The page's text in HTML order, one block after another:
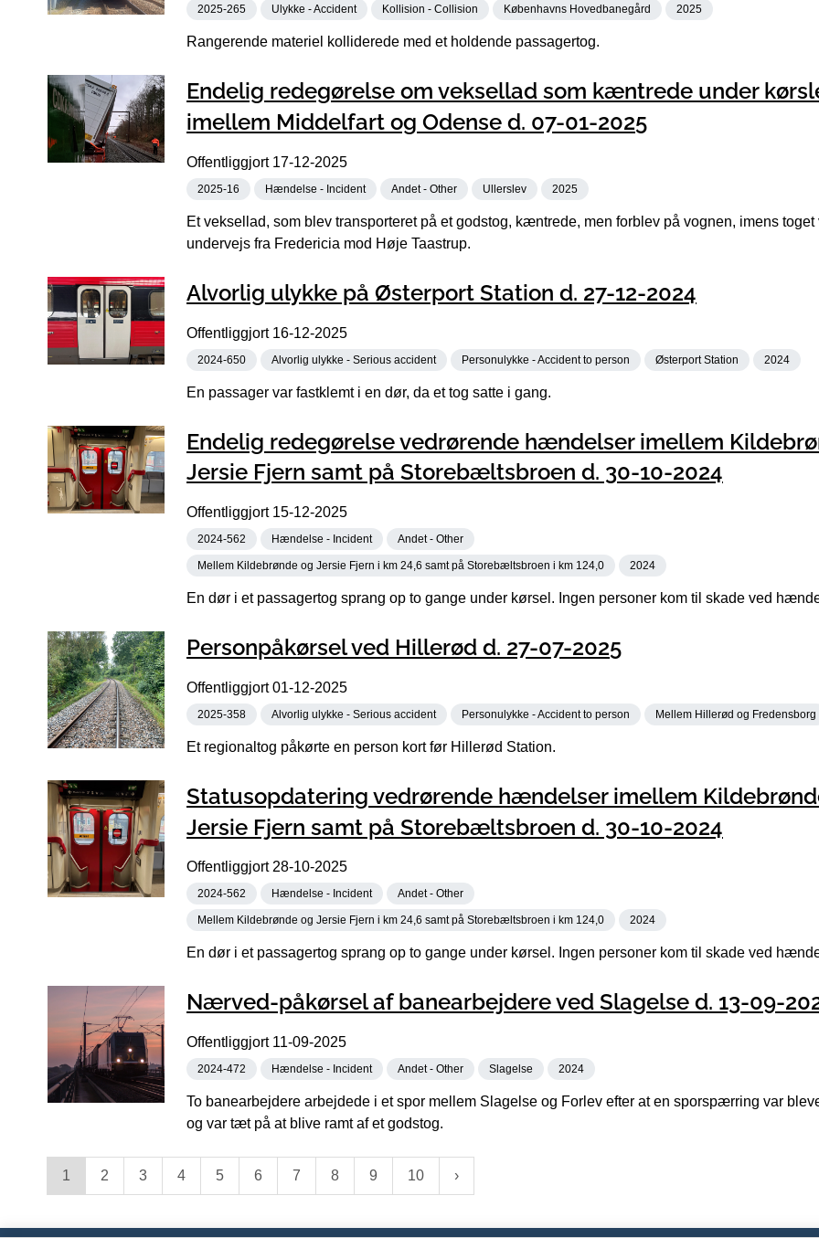
2025-265 Ulykke - Accident Kollision - Collision Københavns Hovedbanegård 2025
Rangerende materiel kolliderede med et holdende passagertog.
Endelig redegørelse om veksellad som kæntrede under
imellem Middelfart og Odense d. 07-01-2025
Offentliggjort 17-12-2025
2025-16 Hændelse - Incident Andet - Other Ullerslev 2025
Et veksellad, som blev transporteret på et godstog, kæntrede, men forblev på vognen, imens toget
undervejs fra Fredericia mod Høje Taastrup.
Alvorlig ulykke på Østerport Station d. 27-12-2024
Offentliggjort 16-12-2025
2024-650 Alvorlig ulykke - Serious accident Personulykke - Accident to person Østerport Station 2024
En passager var fastklemt i en dør, da et tog satte i gang.
Endelig redegørelse vedrørende hændelser imellem
Jersie Fjern samt på Storebæltsbroen d. 30-10-2024
Offentliggjort 15-12-2025
2024-562 Hændelse - Incident Andet - Other
Mellem Kildebrønde og Jersie Fjern i km 24,6 samt på Storebæltsbroen i km 124,0 2024
En dør i et passagertog sprang op to gange under kørsel. Ingen personer kom til skade ved
Personpåkørsel ved Hillerød d. 27-07-2025
Offentliggjort01-12-2025
2025-358 Alvorlig ulykke - Serious accident Personulykke - Accident to person Mellem Hillerød og Fredensborg
Et regionaltog påkørte en person kort før Hillerød Station.
Statusopdatering vedrørende hændelser imellem
Jersie Fjern samt på Storebæltsbroen d. 30-10-2024
Offentliggjort28-10-2025
2024-562 Hændelse - Incident Andet - Other
Mellem Kildebrønde og Jersie Fjern i km 24,6 samt på Storebæltsbroen i km 124,0 2024
En dør i et passagertog sprang op to gange under kørsel. Ingen personer kom til skade ved
Nærved-påkørsel af banearbejdere ved Slagelse d. 13-09-
Offentliggjort 11-09-2025
2024-472 Hændelse - Incident Andet - Other Slagelse 2024
To banearbejdere arbejdede i et spor mellem Slagelse og Forlev efter at en sporspærring var
og var tæt på at blive ramt af et godstog.
1 2 3 4 5 6 7 8 9 10